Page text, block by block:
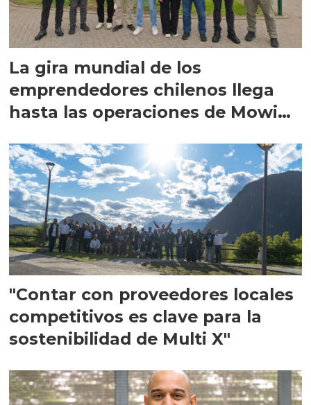
La gira mundial de los
emprendedores chilenos llega
hasta las operaciones de Mowi
"Contar con proveedores locales
competitivos es clave para la
sostenibilidad de Multi X"